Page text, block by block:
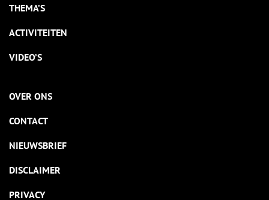
THEMA’S
ACTIVITEITEN
VIDEO’S
OVER ONS
CONTACT
NIEUWSBRIEF
DISCLAIMER
PRIVACY